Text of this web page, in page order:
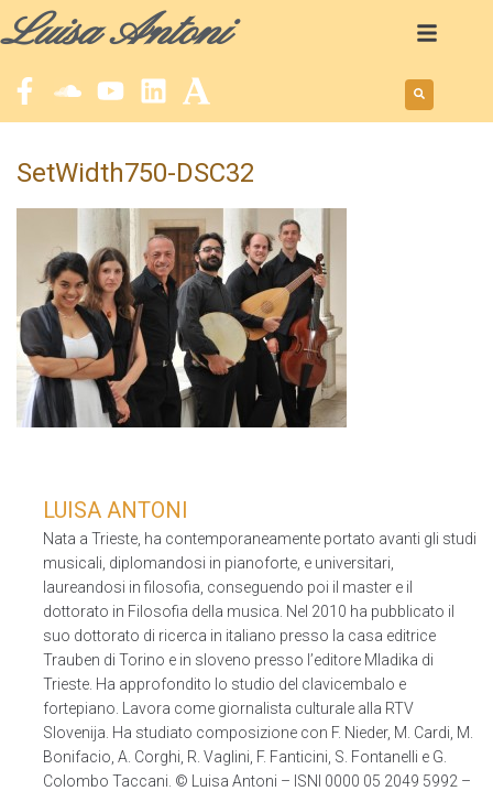
Luisa Antoni
SetWidth750-DSC32
LUISA ANTONI
Nata a Trieste, ha contemporaneamente portato avanti gli studi
musicali, diplomandosi in pianoforte, e universitari,
laureandosi in filosofia, conseguendo poi il master e il
dottorato in Filosofia della musica. Nel 2010 ha pubblicato il
suo dottorato di ricerca in italiano presso la casa editrice
Trauben di Torino e in sloveno presso l’editore Mladika di
Trieste. Ha approfondito lo studio del clavicembalo e
fortepiano. Lavora come giornalista culturale alla RTV
Slovenija. Ha studiato composizione con F. Nieder, M. Cardi, M.
Bonifacio, A. Corghi, R. Vaglini, F. Fanticini, S. Fontanelli e G.
Colombo Taccani. © Luisa Antoni – ISNI 0000 05 2049 5992 –